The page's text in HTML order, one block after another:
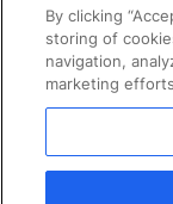
言語
日本語
By clicking
storing of
navigation,
marketing